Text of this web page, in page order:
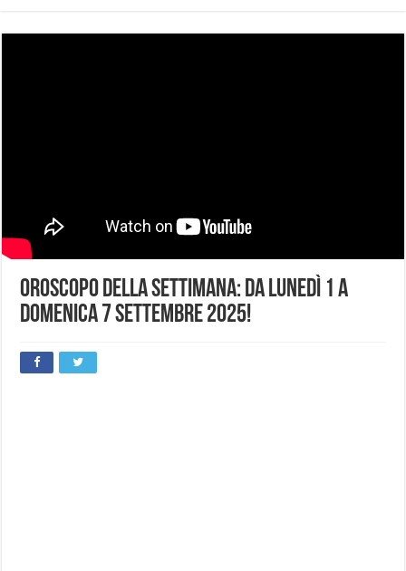
Oroscopo della Settimana: da Lunedì 1 a
Domenica 7 Settembre 2025!